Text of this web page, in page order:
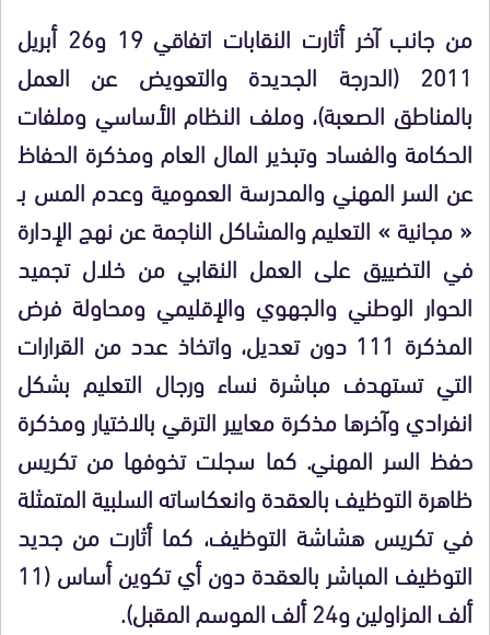
من جانب آخر أثارت النقابات اتفاقي 19 و26 أبريل
2011 (الدرجة الجديدة والتعويض عن العمل
بالمناطق الصعبة)، وملف النظام الأساسي وملفات
الحكامة والفساد وتبذير المال العام ومذكرة الحفاظ
عن السر المهني والمدرسة العمومية وعدم المس بـ
« مجانية » التعليم والمشاكل الناجمة عن نهج الإدارة
في التضييق على العمل النقابي من خلال تجميد
الحوار الوطني والجهوي والإقليمي ومحاولة فرض
المذكرة 111 دون تعديل، واتخاذ عدد من القرارات
التي تستهدف مباشرة نساء ورجال التعليم بشكل
انفرادي وآخرها مذكرة معايير الترقي بالاختيار ومذكرة
حفظ السر المهني. كما سجلت تخوفها من تكريس
ظاهرة التوظيف بالعقدة وانعكاساته السلبية المتمثلة
في تكريس هشاشة التوظيف، كما أثارت من جديد
التوظيف المباشر بالعقدة دون أي تكوين أساس (11
ألف المزاولين و24 ألف الموسم المقبل).